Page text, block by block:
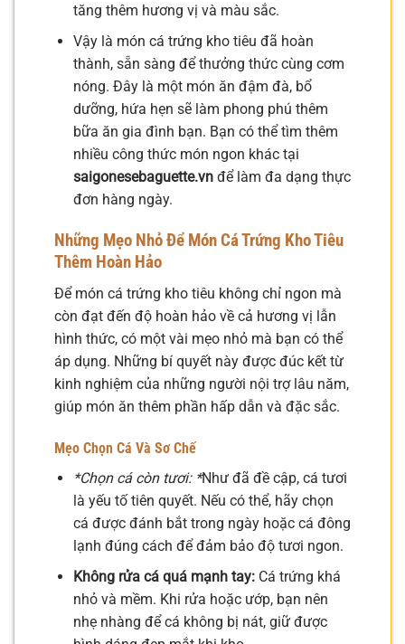
tăng thêm hương vị và màu sắc.
Vậy là món cá trứng kho tiêu đã hoàn
thành, sẵn sàng để thưởng thức cùng cơm
nóng. Đây là một món ăn đậm đà, bổ
dưỡng, hứa hẹn sẽ làm phong phú thêm
bữa ăn gia đình bạn. Bạn có thể tìm thêm
nhiều công thức món ngon khác tại
saigonesebaguette.vnđể làm đa dạng thực
đơn hàng ngày.
Những Mẹo Nhỏ Để Món Cá Trứng Kho Tiêu
Thêm Hoàn Hảo
Để món cá trứng kho tiêu không chỉ ngon mà
còn đạt đến độ hoàn hảo về cả hương vị lẫn
hình thức, có một vài mẹo nhỏ mà bạn có thể
áp dụng. Những bí quyết này được đúc kết từ
kinh nghiệm của những người nội trợ lâu năm,
giúp món ăn thêm phần hấp dẫn và đặc sắc.
Mẹo Chọn Cá Và Sơ Chế
*Chọn cá còn tươi: *Như đã đề cập, cá tươi
là yếu tố tiên quyết. Nếu có thể, hãy chọn
cá được đánh bắt trong ngày hoặc cá đông
lạnh đúng cách để đảm bảo độ tươi ngon.
Không rửa cá quá mạnh tay:Cá trứng khá
nhỏ và mềm. Khi rửa hoặc ướp, bạn nên
nhẹ nhàng để cá không bị nát, giữ được